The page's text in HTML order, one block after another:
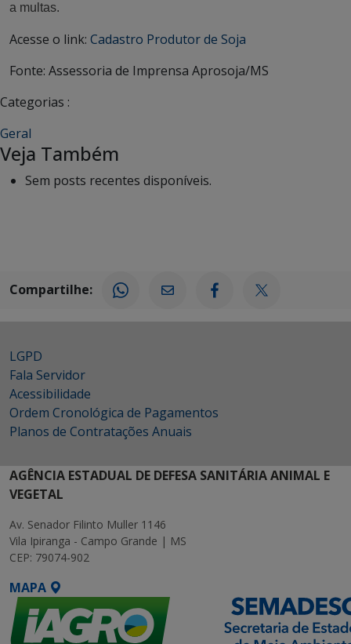
a multas.
Acesse o link: Cadastro Produtor de Soja
Fonte: Assessoria de Imprensa Aprosoja/MS
Categorias :
Geral
Veja Também
Sem posts recentes disponíveis.
Compartilhe:
LGPD
Fala Servidor
Acessibilidade
Ordem Cronológica de Pagamentos
Planos de Contratações Anuais
AGÊNCIA ESTADUAL DE DEFESA SANITÁRIA ANIMAL E
VEGETAL
Av. Senador Filinto Muller 1146
Vila Ipiranga - Campo Grande | MS
CEP: 79074-902
MAPA